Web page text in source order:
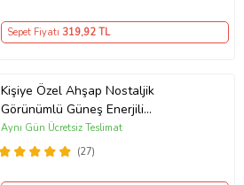
Sepet Fiyatı 319,92 TL
Kişiye Özel Ahşap Nostaljik
Görünümlü Güneş Enerjili
Bluetoothlu Ledli Radyo
(27)
Aynı Gün Ücretsiz Teslimat